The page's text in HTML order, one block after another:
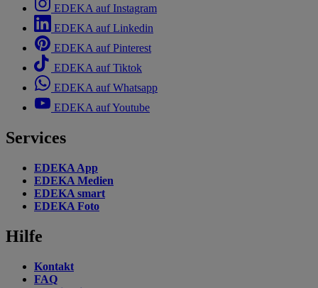
EDEKA auf Instagram
EDEKA auf Linkedin
EDEKA auf Pinterest
EDEKA auf Tiktok
EDEKA auf Whatsapp
EDEKA auf Youtube
Services
EDEKA App
EDEKA Medien
EDEKA smart
EDEKA Foto
Hilfe
Kontakt
FAQ